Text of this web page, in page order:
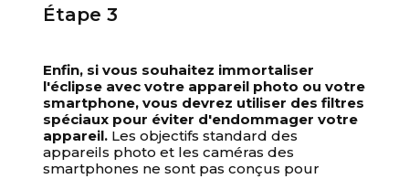
Étape 3
Enfin, si vous souhaitez immortaliser
l'éclipse avec votre appareil photo ou votre
smartphone, vous devrez utiliser des filtres
spéciaux pour éviter d'endommager votre
appareil. Les objectifs standard des
appareils photo et les caméras des
smartphones ne sont pas conçus pour